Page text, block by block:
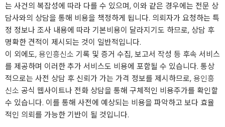
는 사건의 복잡성에 따라 다를 수 있으며, 이와 같은 경우에는 전문 상
담사와의 상담을 통해 비용을 책정하게 됩니다. 의뢰자가 요청하는 특
정 정보나 조사 내용에 따라 기본비용이 달라지기도 하므로, 상담 후
명확한 견적이 제시되는 것이 일반적입니다.
이 외에도,용인흥신소 기록 및 증거 수집, 보고서 작성 등 후속 서비스
를 제공하며 이러한 추가 서비스도 비용에 포함될 수 있습니다. 통상
적으로는 사전 상담 후 신뢰가 가는 가격 정보를 제시하므로,용인흥
신소 공식 웹사이트나 전화 상담을 통해 구체적인 비용주가를 확인할
수 있습니다. 이를 통해 사전에 예상되는 비용을 파악하고 보다 효율
적인 의뢰를 가능한 기반이 될 것입니다.